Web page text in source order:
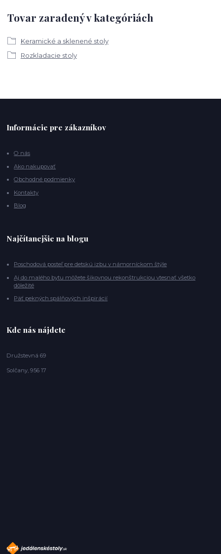
Tovar zaradený v kategóriách
Keramické a sklenené stoly
Rozkladacie stoly
Informácie pre zákazníkov
O nás
Ako nakupovať
Obchodné podmienky
Kontakty
Blog
Najčítanejšie na blogu
Poschodová posteľ pre detskú izbu v námorníckom štýle
Aj do malého bytu môžete šikovnou rekonštrukciou vtesnať všetko
dôležité
Päť pekných spálňových inšpirácií
Kde nás nájdete
Družstevná 69
Solčany, 956 17